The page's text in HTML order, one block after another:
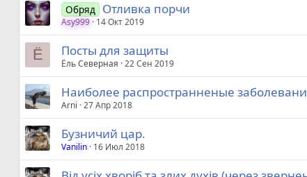
Обряд Отливка порчи
Asy999 14 Окт 2019
Ё Посты для защиты
Ёль Северная 22 Сен 2019
Наиболее распространненые
Arni 27 Апр 2018
Бузничий цар.
Vanilin 16 Июл 2018